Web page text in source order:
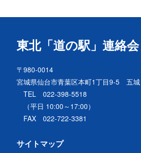
東北「道の駅」連絡会
〒980-0014
宮城県仙台市青葉区本町1丁目9-5 五
TEL 022-398-5518
（平日 10:00～17:00）
FAX 022-722-3381
サイトマップ